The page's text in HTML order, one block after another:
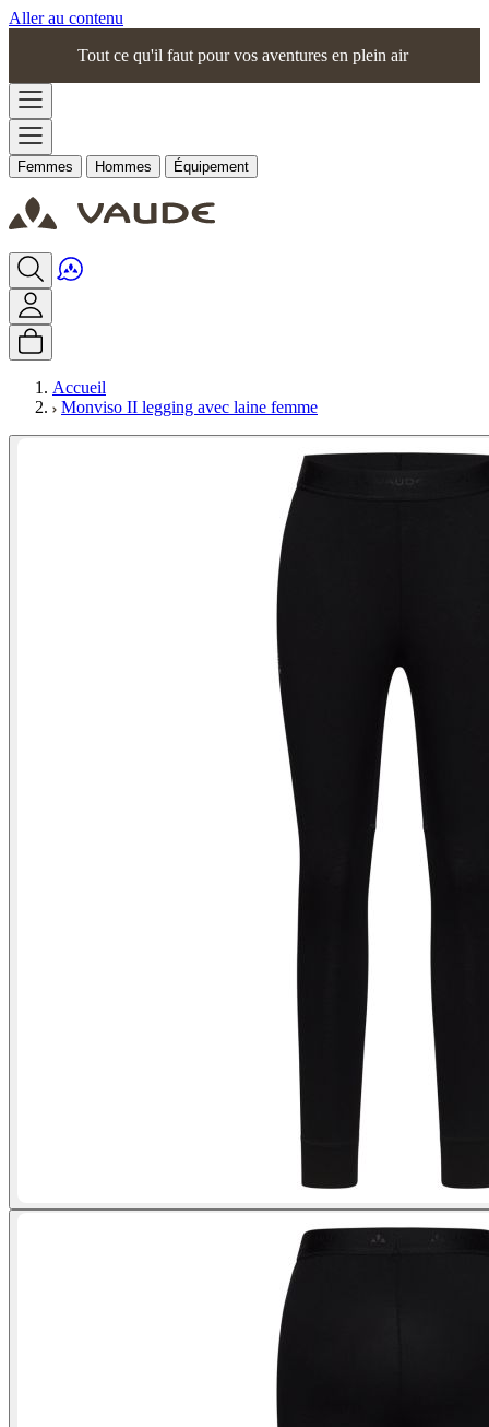
Aller au contenu
Tout ce qu'il faut pour vos aventures en plein air
Femmes Hommes Équipement
Accueil
Monviso II legging avec laine femme